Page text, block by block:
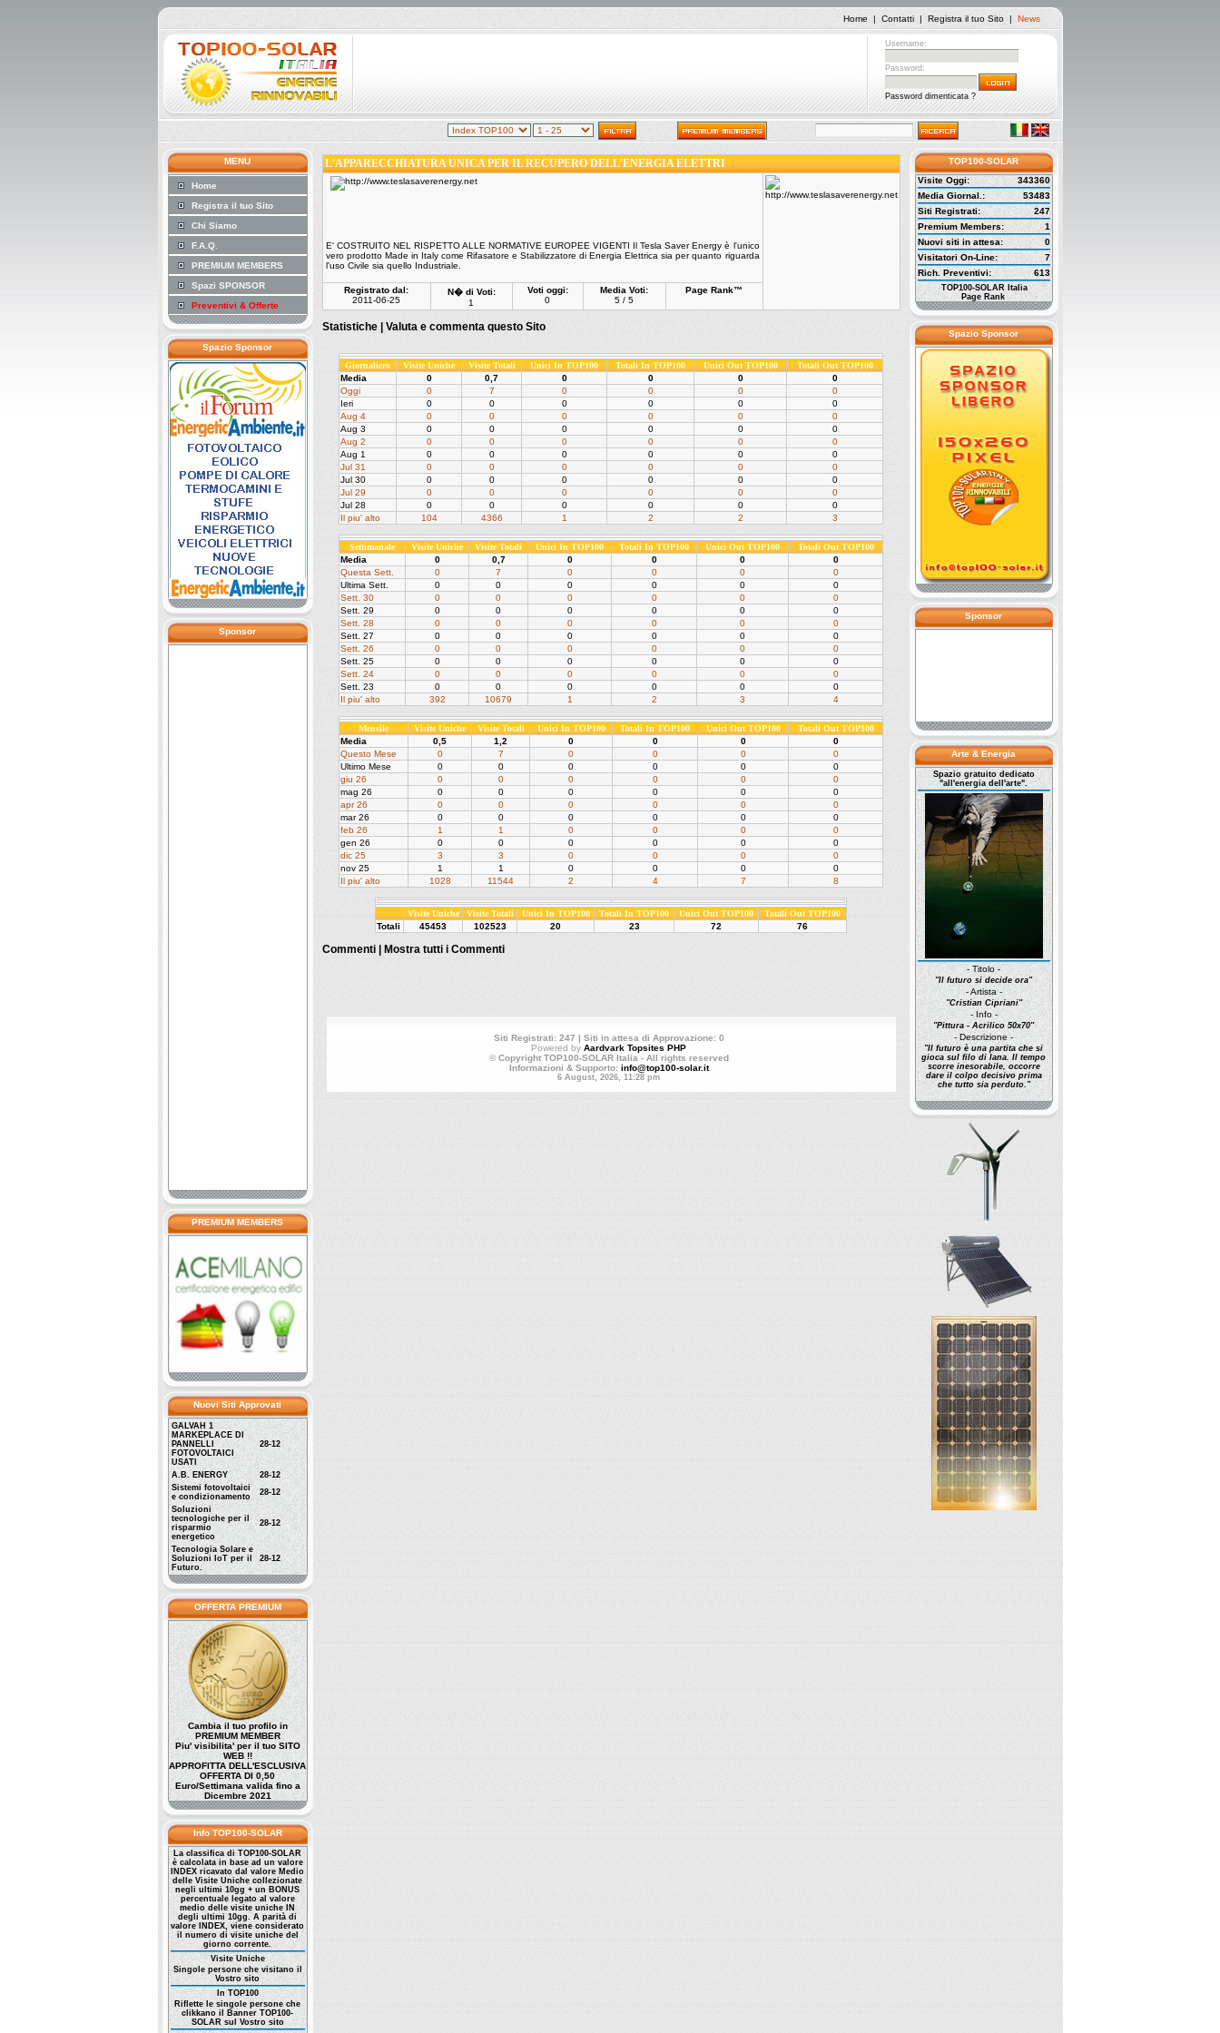
Home | Contatti| Registra il tuo Sito | News
Username:
Password:
Password dimenticata ?
MENU
Home
Registra il tuo Sito
Chi Siamo
F.A.Q.
PREMIUM MEMBERS
Spazi SPONSOR
Preventivi & Offerte
Spazio Sponsor
Sponsor
PREMIUM MEMBERS
Nuovi Siti Approvati
GALVAH 1
MARKEPLACE DI
PANNELLI
FOTOVOLTAICI
USATI
28-12
A.B. ENERGY
28-12
Sistemi fotovoltaici
e condizionamento
28-12
Soluzioni
tecnologiche per il
risparmio
energetico
28-12
Tecnologia Solare e
Soluzioni IoT per il
Futuro.
28-12
OFFERTA PREMIUM
Cambia il tuo profilo in
PREMIUM MEMBER
Piu' visibilita' per il tuo SITO
WEB !!
APPROFITTA DELL'ESCLUSIVA
OFFERTA DI 0,50
Euro/Settimana valida fino a
Dicembre 2021
Info TOP100-SOLAR
La classifica di TOP100-SOLAR
è calcolata in base ad un valore
INDEX ricavato dal valore Medio
delle Visite Uniche collezionate
negli ultimi 10gg + un BONUS
percentuale legato al valore
medio delle visite uniche IN
degli ultimi 10gg. A parità di
valore INDEX, viene considerato
il numero di visite uniche del
giorno corrente.
Visite Uniche
Singole persone che visitano il
Vostro sito
In TOP100
Riflette le singole persone che
clikkano il Banner TOP100-
SOLAR sul Vostro sito
L'APPARECCHIATURA UNICA PER IL RECUPERO DELL'ENERGIA ELETTRI
E' COSTRUITO NEL RISPETTO ALLE NORMATIVE EUROPEE VIGENTI Il Tesla Saver Energy è l'unico
vero prodotto Made in Italy come Rifasatore e Stabilizzatore di Energia Elettrica sia per quanto riguarda
l'uso Civile sia quello Industriale.
Registrato dal:
2011-06-25
N� di Voti:
1
Voti oggi:
0
Media Voti:
5 / 5
Page Rank™
Statistiche | Valuta e commenta questo Sito
Giornaliero Visite Uniche Visite Totali Unici In TOP100 Totali In TOP100 Unici Out TOP100
Totali Out TOP100
Media
0 0,7 0 0 0
0
Oggi
0 7 0 0 0
0
Ieri
0 0 0 0 0
0
Aug 4
0 0 0 0 0
0
Aug 3
0 0 0 0 0
0
Aug 2
0 0 0 0 0
0
Aug 1
0 0 0 0 0
0
Jul 31
0 0 0 0 0
0
Jul 30
0 0 0 0 0
0
Jul 29
0 0 0 0 0
0
Jul 28
0 0 0 0 0
0
Il piu' alto
104 4366 1 2 2 3
Settimanale Visite Uniche Visite Totali Unici In TOP100 Totali In TOP100 Unici Out TOP100
Totali Out TOP100
Media
0 0,7 0 0 0
0
Questa Sett.
0 7 0 0 0
0
Ultima Sett.
0 0 0 0 0
0
Sett. 30
0 0 0 0 0
0
Sett. 29
0 0 0 0 0
0
Sett. 28
0 0 0 0 0
0
Sett. 27
0 0 0 0 0
0
Sett. 26
0 0 0 0 0
0
Sett. 25
0 0 0 0 0
0
Sett. 24
0 0 0 0 0
0
Sett. 23
0 0 0 0 0
0
Il piu' alto
392 10679 1 2 3 4
Mensile Visite Uniche Visite Totali Unici In TOP100 Totali In TOP100 Unici Out TOP100
Totali Out TOP100
Media
0,5 1,2 0 0 0
0
Questo Mese
0 7 0 0 0
0
Ultimo Mese
0 0 0 0 0
0
giu 26
0 0 0 0 0
0
mag 26
0 0 0 0 0
0
apr 26
0 0 0 0 0
0
mar 26
0 0 0 0 0
0
feb 26
1 1 0 0 0
0
gen 26
0 0 0 0 0
0
dic 25
3 3 0 0 0
0
nov 25
1 1 0 0 0
0
Il piu' alto
1028 11544 2 4 7 8
Visite Uniche Visite Totali Unici In TOP100 Totali In TOP100 Unici Out TOP100
Totali Out TOP100
Totali
45453 102523 20 23 72 76
Commenti | Mostra tutti i Commenti
Siti Registrati: 247 | Siti in attesa di Approvazione: 0
Powered by Aardvark Topsites PHP
© Copyright TOP100-SOLAR Italia - All rights reserved
Informazioni & Supporto: info@top100-solar.it
6 August, 2026, 11:28 pm
TOP100-SOLAR
Visite Oggi:
343360
Media Giornal.:
53483
Siti Registrati:
247
Premium Members:
1
Nuovi siti in attesa:
0
Visitatori On-Line:
7
Rich. Preventivi:
613
TOP100-SOLAR Italia
Page Rank
Spazio Sponsor
Sponsor
Arte & Energia
Spazio gratuito dedicato
"all'energia dell'arte".
- Titolo -
"Il futuro si decide ora"
- Artista -
"Cristian Cipriani"
- Info -
"Pittura - Acrilico 50x70"
- Descrizione -
"Il futuro è una partita che si
gioca sul filo di lana. Il tempo
scorre inesorabile, occorre
dare il colpo decisivo prima
che tutto sia perduto."